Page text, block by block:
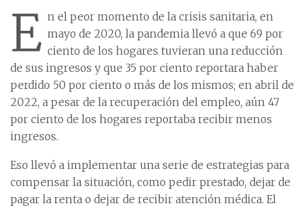
E n el peor momento de la crisis sanitaria, en
mayo de 2020, la pandemia llevó a que 69 por
ciento de los hogares tuvieran una reducción
de sus ingresos y que 35 por ciento reportara haber
perdido 50 por ciento o más de los mismos; en abril de
2022, a pesar de la recuperación del empleo, aún 47
por ciento de los hogares reportaba recibir menos
ingresos.
Eso llevó a implementar una serie de estrategias para
compensar la situación, como pedir prestado, dejar de
pagar la renta o dejar de recibir atención médica. El